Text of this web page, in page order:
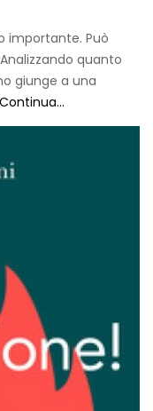
importante. Può
quanto
giunge a una
Continua...